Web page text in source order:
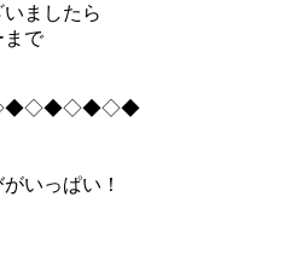
ましたら
まで
いっぱい！